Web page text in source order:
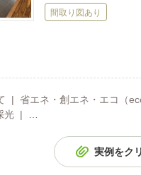
間取り図あり
省エネ・創エネ・エコ（
光 | …
実例をク